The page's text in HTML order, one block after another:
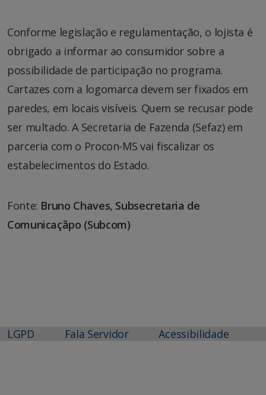
Conforme legislação e regulamentação, o lojista é
obrigado a informar ao consumidor sobre a
possibilidade de participação no programa.
Cartazes com a logomarca devem ser fixados em
paredes, em locais visíveis. Quem se recusar pode
ser multado. A Secretaria de Fazenda (Sefaz) em
parceria com o Procon-MS vai fiscalizar os
estabelecimentos do Estado.
Fonte: Bruno Chaves, Subsecretaria de
Comunicaçãpo (Subcom)
LGPD Fala Servidor Acessibilidade